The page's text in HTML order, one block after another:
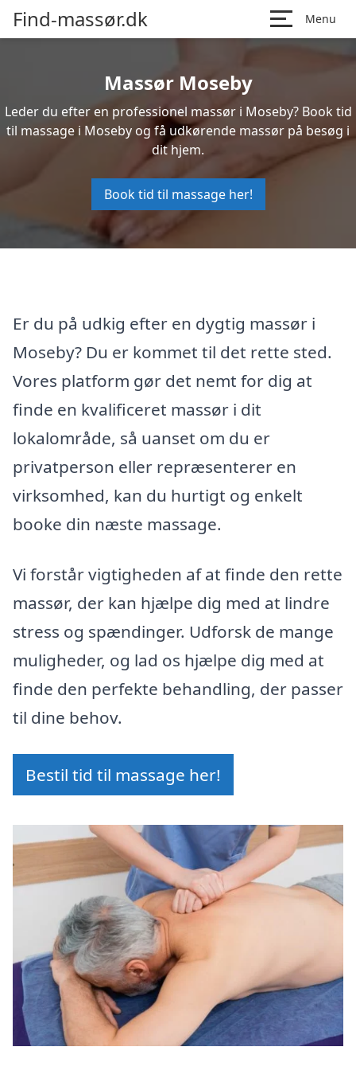
Find-massør.dk Menu
Massør Moseby
Leder du efter en professionel massør i Moseby? Book tid
til massage i Moseby og få udkørende massør på besøg i
dit hjem.
Book tid til massage her!
Er du på udkig efter en dygtig massør i
Moseby? Du er kommet til det rette sted.
Vores platform gør det nemt for dig at
finde en kvalificeret massør i dit
lokalområde, så uanset om du er
privatperson eller repræsenterer en
virksomhed, kan du hurtigt og enkelt
booke din næste massage.
Vi forstår vigtigheden af at finde den rette
massør, der kan hjælpe dig med at lindre
stress og spændinger. Udforsk de mange
muligheder, og lad os hjælpe dig med at
finde den perfekte behandling, der passer
til dine behov.
Bestil tid til massage her!